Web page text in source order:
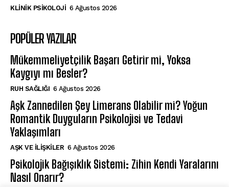
KLINIK PSIKOLOJI 6 Ağustos 2026
POPÜLER YAZILAR
Mükemmeliyetçilik Başarı Getirir mi, Yoksa
Kaygıyı mı Besler?
⁠RUH SAĞLIĞI 6 Ağustos 2026
Aşk Zannedilen Şey Limerans Olabilir mi? Yoğun
Romantik Duyguların Psikolojisi ve Tedavi
Yaklaşımları
AŞK VE İLIŞKILER 6 Ağustos 2026
Psikolojik Bağışıklık Sistemi: Zihin Kendi Yaralarını
Nasıl Onarır?